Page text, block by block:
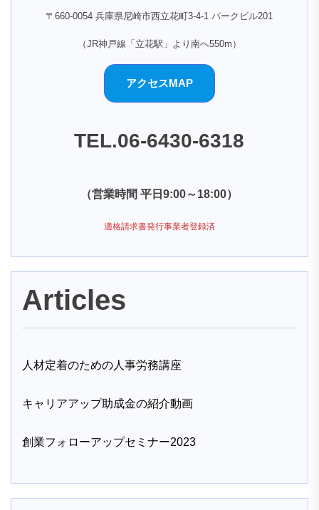
〒660-0054 兵庫県尼崎市西立花町3-4-1 パークビル201
（JR神戸線「立花駅」より南へ550m）
アクセスMAP
TEL.06-6430-6318
（営業時間 平日9:00～18:00）
適格請求書発行事業者登録済
Articles
人材定着のための人事労務講座
キャリアアップ助成金の紹介動画
創業フォローアップセミナー2023